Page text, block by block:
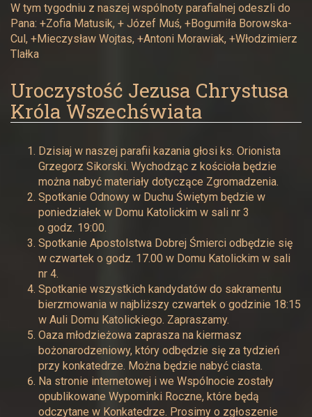
W tym tygodniu z naszej wspólnoty parafialnej odeszli do
Pana: +Zofia Matusik, + Józef Muś, +Bogumiła Borowska-
Cul, +Mieczysław Wojtas, +Antoni Morawiak, +Włodzimierz
Tlałka
Uroczystość Jezusa Chrystusa
Króla Wszechświata
Dzisiaj w naszej parafii kazania głosi ks. Orionista
Grzegorz Sikorski. Wychodząc z kościoła będzie
można nabyć materiały dotyczące Zgromadzenia.
Spotkanie Odnowy w Duchu Świętym będzie w
poniedziałek w Domu Katolickim w sali nr 3
o godz. 19:00.
Spotkanie Apostolstwa Dobrej Śmierci odbędzie się
w czwartek o godz. 17.00 w Domu Katolickim w sali
nr 4.
Spotkanie wszystkich kandydatów do sakramentu
bierzmowania w najbliższy czwartek o godzinie 18:15
w Auli Domu Katolickiego. Zapraszamy.
Oaza młodzieżowa zaprasza na kiermasz
bożonarodzeniowy, który odbędzie się za tydzień
przy konkatedrze. Można będzie nabyć ciasta.
Na stronie internetowej i we Wspólnocie zostały
opublikowane Wypominki Roczne, które będą
odczytane w Konkatedrze. Prosimy o zgłoszenie